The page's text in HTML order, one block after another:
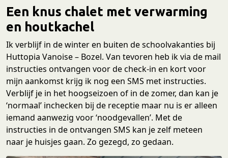
Een knus chalet met verwarming
en houtkachel
Ik verblijf in de winter en buiten de schoolvakanties bij
Huttopia Vanoise – Bozel. Van tevoren heb ik via de mail
instructies ontvangen voor de check-in en kort voor
mijn aankomst krijg ik nog een SMS met instructies.
Verblijf je in het hoogseizoen of in de zomer, dan kan je
‘normaal’ inchecken bij de receptie maar nu is er alleen
iemand aanwezig voor ‘noodgevallen’. Met de
instructies in de ontvangen SMS kan je zelf meteen
naar je huisjes gaan. Zo gezegd, zo gedaan.